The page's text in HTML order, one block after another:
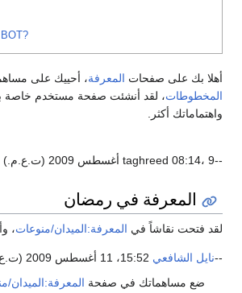
BOT?
بك على صفحاتالمعرفة، أحييك على مساهمتك
، لقد أنشئت صفحة مستخدم خاصة بك،
أكثر.
المعرفة في رمضان
فتحت نقاشاً فيالمعرفة:الميدان/منوعات، وأود
نايل الشافعي15:52، 11 أغسطس 2009 (ت.ع.م.)
ضع مساهماتك في صفحةالمعرفة:الميدان/